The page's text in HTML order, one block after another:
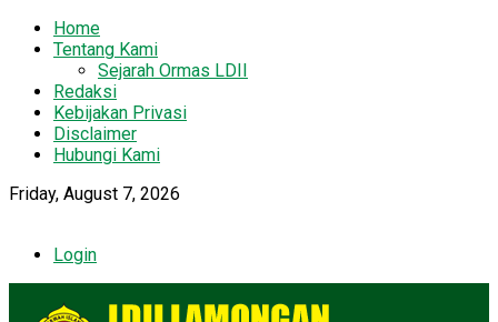
Home
Tentang Kami
Sejarah Ormas LDII
Redaksi
Kebijakan Privasi
Disclaimer
Hubungi Kami
Friday, August 7, 2026
Login